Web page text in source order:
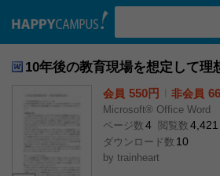
10年後の教育現場を想定して理
会員 550円 非会員
Microsoft® Office Word
ページ数 4 閲覧数 4,421
ダウンロード数 10
by trainheart